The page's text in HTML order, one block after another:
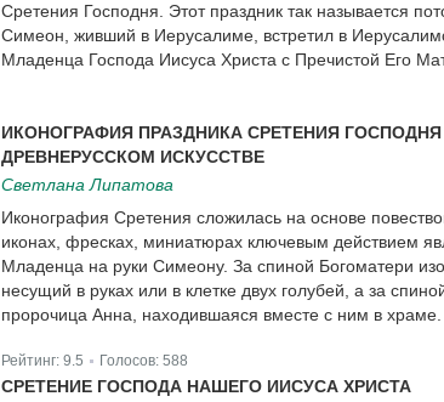
Сретения Господня. Этот праздник так называется
Симеон, живший в Иерусалиме, встретил в
Младенца Господа Иисуса Христа с Пречистой Его
ИКОНОГРАФИЯ ПРАЗДНИКА СРЕТЕНИЯ
ДРЕВНЕРУССКОМ ИСКУССТВЕ
Светлана Липатова
Иконография Сретения сложилась на основе
иконах, фресках, миниатюрах ключевым действием
Младенца на руки Симеону. За спиной Богоматери
несущий в руках или в клетке двух голубей, а за
пророчица Анна, находившаяся вместе с ним в храме.
Рейтинг: 9.5 Голосов: 588
СРЕТЕНИЕ ГОСПОДА НАШЕГО ИИСУСА ХРИСТА